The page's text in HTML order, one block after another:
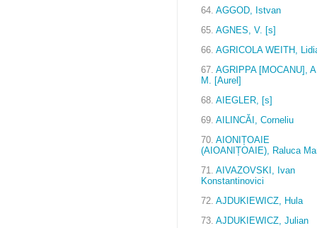
64. AGGOD, Istvan
65. AGNES, V. [s]
66. AGRICOLA WEITH,
67. AGRIPPA [MOCANU],
M. [Aurel]
68. AIEGLER, [s]
69. AILINCĂI, Corneliu
70. AIONIȚOAIE
(AIOANIȚOAIE), Raluca
71. AIVAZOVSKI, Ivan
Konstantinovici
72. AJDUKIEWICZ, Hula
73. AJDUKIEWICZ, Julian